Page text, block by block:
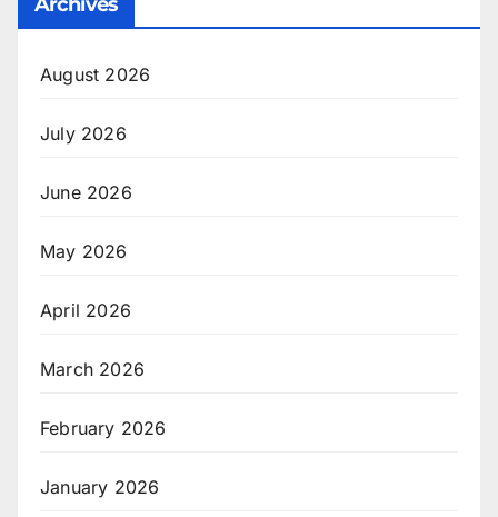
August 2026
July 2026
June 2026
May 2026
April 2026
March 2026
February 2026
January 2026